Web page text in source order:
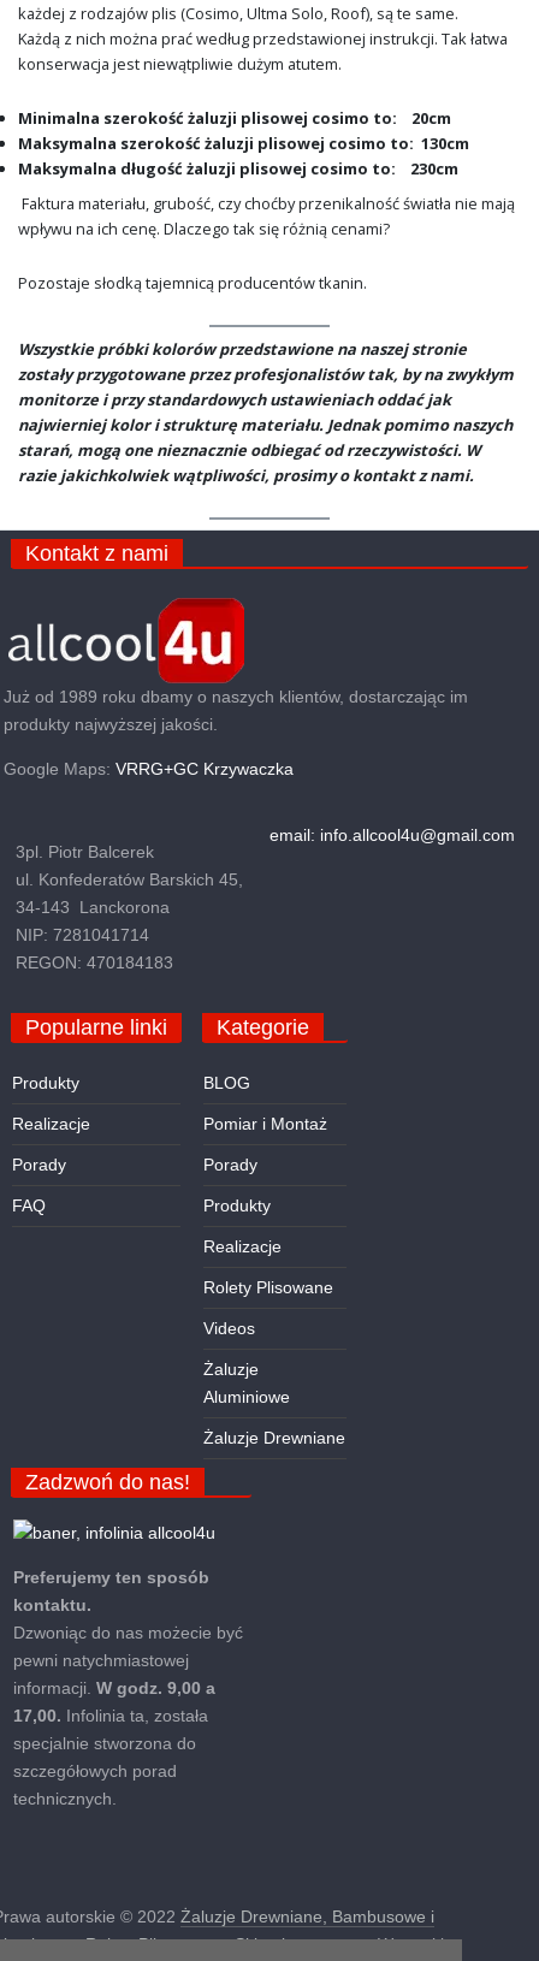
każdej z rodzajów plis (Cosimo, Ultma Solo, Roof), są te same.
Każdą z nich można prać według przedstawionej instrukcji. Tak łatwa
konserwacja jest niewątpliwie dużym atutem.
Minimalna szerokość żaluzji plisowej cosimo to: 20cm
Maksymalna szerokość żaluzji plisowej cosimo to: 130cm
Maksymalna długość żaluzji plisowej cosimo to: 230cm
Faktura materiału, grubość, czy choćby przenikalność światła nie mają
wpływu na ich cenę. Dlaczego tak się różnią cenami?
Pozostaje słodką tajemnicą producentów tkanin.
Wszystkie próbki kolorów przedstawione na naszej stronie
zostały przygotowane przez profesjonalistów tak, by na zwykłym
monitorze i przy standardowych ustawieniach oddać jak
najwierniej kolor i strukturę materiału. Jednak pomimo naszych
starań, mogą one nieznacznie odbiegać od rzeczywistości. W
razie jakichkolwiek wątpliwości, prosimy o kontakt z nami.
Kontakt z nami
Już od 1989 roku dbamy o naszych klientów, dostarczając im
produkty najwyższej jakości.
Google Maps: VRRG+GC Krzywaczka
3pl. Piotr Balcerek
ul. Konfederatów Barskich 45,
34-143 Lanckorona
NIP: 7281041714
REGON: 470184183
email: info.allcool4u@gmail.com
Popularne linki
Produkty
Realizacje
Porady
FAQ
Kategorie
BLOG
Pomiar i Montaż
Porady
Produkty
Realizacje
Rolety Plisowane
Videos
Żaluzje
Aluminiowe
Żaluzje Drewniane
Zadzwoń do nas!
Preferujemy ten sposób
kontaktu.
Dzwoniąc do nas możecie być
pewni natychmiastowej
informacji. W godz. 9,00 a
17,00. Infolinia ta, została
specjalnie stworzona do
szczegółowych porad
technicznych.
autorskie © 2022 Żaluzje Drewniane, Bambusowe i
Rolety Plisowane – Sklep internetowy. Wszystkie